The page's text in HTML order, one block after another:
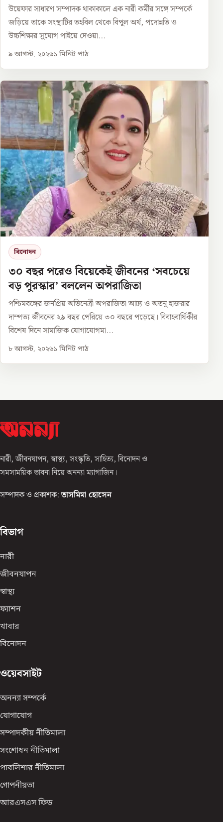
উয়েফার সাধারণ সম্পাদক থাকাকালে এক নারী কর্মীর সঙ্গে সম্পর্কে
জড়িয়ে তাকে সংস্থাটির তহবিল থেকে বিপুল অর্থ, পদোন্নতি ও
উচ্চশিক্ষার সুযোগ পাইয়ে দেওয়া...
৯ আগস্ট, ২০২৬১ মিনিট পাঠ
বিনোদন
৩০ বছর পরেও বিয়েকেই জীবনের ‘সবচেয়ে
বড় পুরস্কার’ বললেন অপরাজিতা
পশ্চিমবঙ্গের জনপ্রিয় অভিনেত্রী অপরাজিতা আঢ্য ও অতনু হাজরার
দাম্পত্য জীবনের ২৯ বছর পেরিয়ে ৩০ বছরে পড়েছে। বিবাহবার্ষিকীর
বিশেষ দিনে সামাজিক যোগাযোগমা...
৮ আগস্ট, ২০২৬১ মিনিট পাঠ
নারী, জীবনযাপন, স্বাস্থ্য, সংস্কৃতি, সাহিত্য, বিনোদন ও
সমসাময়িক ভাবনা নিয়ে অনন্যা ম্যাগাজিন।
সম্পাদক ও প্রকাশক: তাসমিমা হোসেন
বিভাগ
নারী
জীবনযাপন
স্বাস্থ্য
ফ্যাশন
খাবার
বিনোদন
ওয়েবসাইট
অনন্যা সম্পর্কে
যোগাযোগ
সম্পাদকীয় নীতিমালা
সংশোধন নীতিমালা
পাবলিশার নীতিমালা
গোপনীয়তা
আরএসএস ফিড